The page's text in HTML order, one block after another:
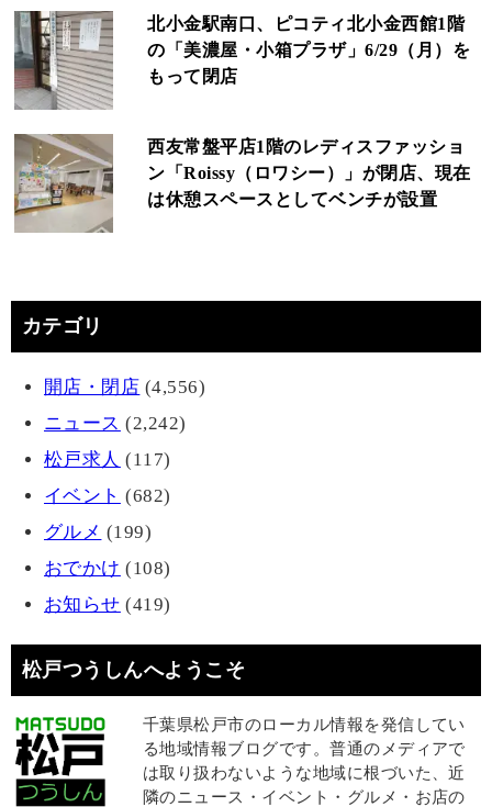
北小金駅南口、ピコティ北小金西館1階
の「美濃屋・小箱プラザ」6/29（月）を
もって閉店
西友常盤平店1階のレディスファッショ
ン「Roissy（ロワシー）」が閉店、現在
は休憩スペースとしてベンチが設置
カテゴリ
開店・閉店 (4,556)
ニュース (2,242)
松戸求人 (117)
イベント (682)
グルメ (199)
おでかけ (108)
お知らせ (419)
松戸つうしんへようこそ
千葉県松戸市のローカル情報を発信してい
る地域情報ブログです。普通のメディアで
は取り扱わないような地域に根づいた、近
隣のニュース・イベント・グルメ・お店の